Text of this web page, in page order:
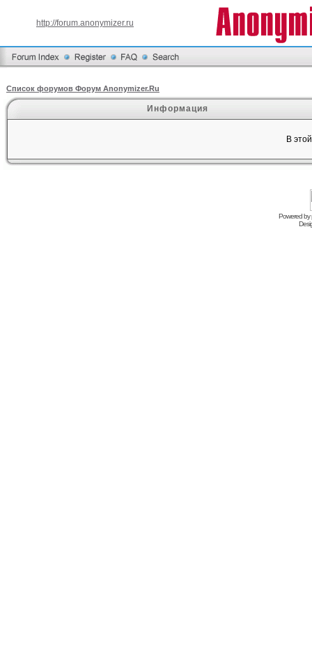
http://forum.anonymizer.ru
Список форумов Форум Anonymizer.Ru
Информация
В
Powered by